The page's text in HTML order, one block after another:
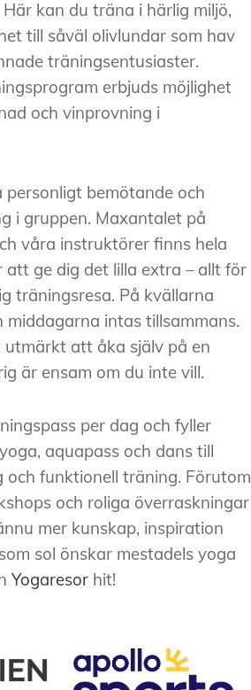
kan du träna i härlig miljö,
till såväl olivlundar som hav
träningsentusiaster.
erbjuds möjlighet
och vinprovning i
bemötande och
i gruppen. Maxantalet på
våra instruktörer finns hela
ge dig det lilla extra – allt för
träningsresa. På kvällarna
middagarna intas tillsammans.
att åka själv på en
är ensam om du inte vill.
per dag och fyller
aquapass och dans till
och funktionell träning. Förutom
och roliga överraskningar
mer kunskap, inspiration
sol önskar mestadels yoga
Yogaresor hit!